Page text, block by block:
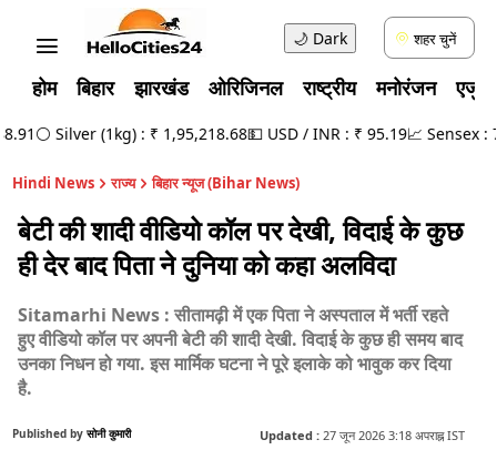
🌙 Dark शहर चुनें
होम बिहार झारखंड ओरिजिनल राष्ट्रीय मनोरंजन
⚪ Silver (1kg) : ₹ 1,95,218.68💵 USD / INR : ₹ 95.19📈 Sensex :
Hindi News राज्य बिहार न्यूज (Bihar News)
बेटी की शादी वीडियो कॉल पर देखी, विदाई के कुछ
ही देर बाद पिता ने दुनिया को कहा अलविदा
Sitamarhi News : सीतामढ़ी में एक पिता ने अस्पताल में भर्ती रहते
हुए वीडियो कॉल पर अपनी बेटी की शादी देखी. विदाई के कुछ ही समय बाद
उनका निधन हो गया. इस मार्मिक घटना ने पूरे इलाके को भावुक कर दिया
है.
Published by सोनी कुमारी Updated : 27 जून 2026 3:18 अपराह्न IST